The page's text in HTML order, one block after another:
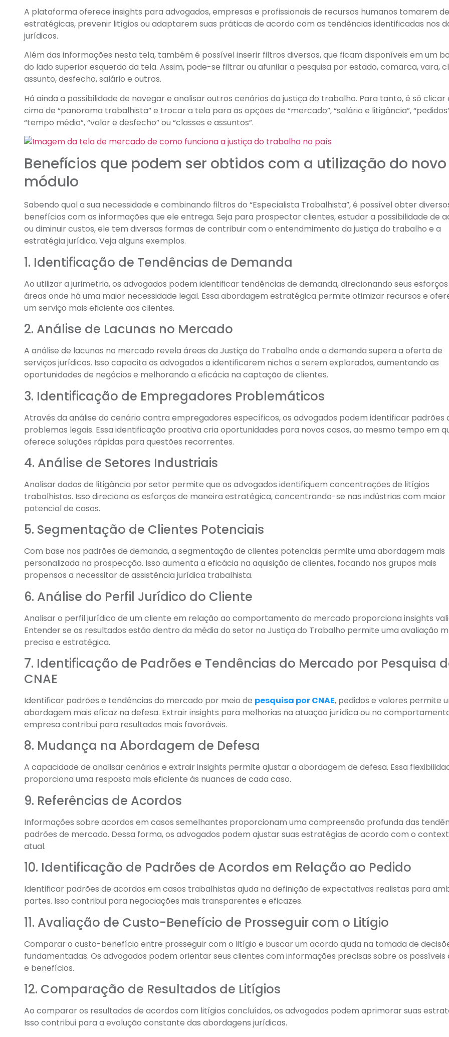
A plataforma oferece insights para advogados, empresas e profissionais de recursos humanos tomarem
estratégicas, prevenir litígios ou adaptarem suas práticas de acordo com as tendências identificadas nos
jurídicos.
Além das informações nesta tela, também é possível inserir filtros diversos, que ficam disponíveis em um
do lado superior esquerdo da tela. Assim, pode-se filtrar ou afunilar a pesquisa por estado, comarca, vara,
assunto, desfecho, salário e outros.
Há ainda a possibilidade de navegar e analisar outros cenários da justiça do trabalho. Para tanto, é só clicar
cima de “panorama trabalhista” e trocar a tela para as opções de “mercado”, “salário e litigância”,
“tempo médio”, “valor e desfecho” ou “classes e assuntos”.
Benefícios que podem ser obtidos com a utilização do novo
módulo
Sabendo qual a sua necessidade e combinando filtros do “Especialista Trabalhista”, é possível obter
benefícios com as informações que ele entrega. Seja para prospectar clientes, estudar a possibilidade de
ou diminuir custos, ele tem diversas formas de contribuir com o entendmimento da justiça do trabalho e a
estratégia jurídica. Veja alguns exemplos.
1. Identificação de Tendências de Demanda
Ao utilizar a jurimetria, os advogados podem identificar tendências de demanda, direcionando seus
áreas onde há uma maior necessidade legal. Essa abordagem estratégica permite otimizar recursos e
um serviço mais eficiente aos clientes.
2. Análise de Lacunas no Mercado
A análise de lacunas no mercado revela áreas da Justiça do Trabalho onde a demanda supera a oferta de
serviços jurídicos. Isso capacita os advogados a identificarem nichos a serem explorados, aumentando as
oportunidades de negócios e melhorando a eficácia na captação de clientes.
3. Identificação de Empregadores Problemáticos
Através da análise do cenário contra empregadores específicos, os advogados podem identificar padrões
problemas legais. Essa identificação proativa cria oportunidades para novos casos, ao mesmo tempo em
oferece soluções rápidas para questões recorrentes.
4. Análise de Setores Industriais
Analisar dados de litigância por setor permite que os advogados identifiquem concentrações de litígios
trabalhistas. Isso direciona os esforços de maneira estratégica, concentrando-se nas indústrias com maior
potencial de casos.
5. Segmentação de Clientes Potenciais
Com base nos padrões de demanda, a segmentação de clientes potenciais permite uma abordagem mais
personalizada na prospecção. Isso aumenta a eficácia na aquisição de clientes, focando nos grupos mais
propensos a necessitar de assistência jurídica trabalhista.
6. Análise do Perfil Jurídico do Cliente
Analisar o perfil jurídico de um cliente em relação ao comportamento do mercado proporciona insights
Entender se os resultados estão dentro da média do setor na Justiça do Trabalho permite uma avaliação
precisa e estratégica.
7. Identificação de Padrões e Tendências do Mercado por Pesquisa
CNAE
Identificar padrões e tendências do mercado por meio de pesquisa por CNAE, pedidos e valores permite
abordagem mais eficaz na defesa. Extrair insights para melhorias na atuação jurídica ou no
empresa contribui para resultados mais favoráveis.
8. Mudança na Abordagem de Defesa
A capacidade de analisar cenários e extrair insights permite ajustar a abordagem de defesa. Essa
proporciona uma resposta mais eficiente às nuances de cada caso.
9. Referências de Acordos
Informações sobre acordos em casos semelhantes proporcionam uma compreensão profunda das
padrões de mercado. Dessa forma, os advogados podem ajustar suas estratégias de acordo com o
atual.
10. Identificação de Padrões de Acordos em Relação ao Pedido
Identificar padrões de acordos em casos trabalhistas ajuda na definição de expectativas realistas para
partes. Isso contribui para negociações mais transparentes e eficazes.
11. Avaliação de Custo-Benefício de Prosseguir com o Litígio
Comparar o custo-benefício entre prosseguir com o litígio e buscar um acordo ajuda na tomada de
fundamentadas. Os advogados podem orientar seus clientes com informações precisas sobre os possíveis
e benefícios.
12. Comparação de Resultados de Litígios
Ao comparar os resultados de acordos com litígios concluídos, os advogados podem aprimorar suas
Isso contribui para a evolução constante das abordagens jurídicas.